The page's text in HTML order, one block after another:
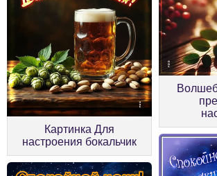
Картинка Для
настроения бокальчик